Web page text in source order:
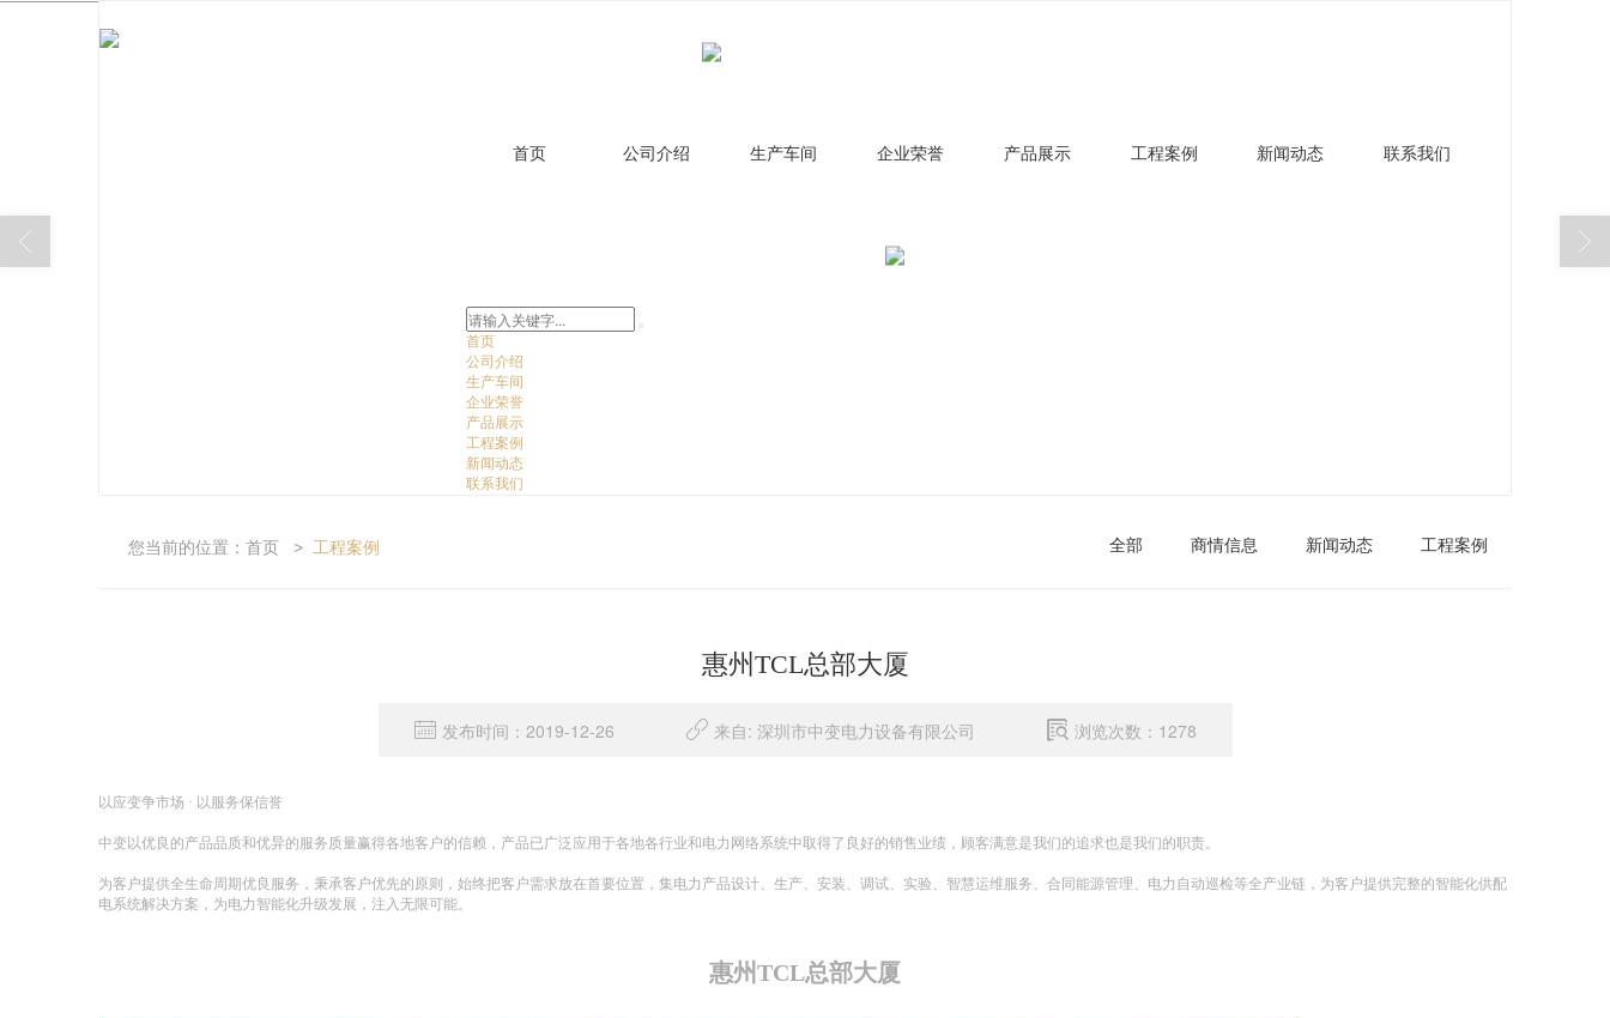
首页 公司介绍 生产车间 企业荣誉 产品展示 工程案例 新闻动态 联系我们
首页
公司介绍
生产车间
企业荣誉
产品展示
工程案例
新闻动态
联系我们
您当前的位置： 首页 > 工程案例 全部 商情信息 新闻动态 工程案例
惠州TCL总部大厦
发布时间：2019-12-26 来自: 深圳市中变电力设备有限公司 浏览次数：1278
以应变争市场 · 以服务保信誉
中变以优良的产品品质和优异的服务质量赢得各地客户的信赖，产品已广泛应用于各地各行业和电力网络系统中取得了良好的销售业绩，顾客满意是我们的追求也是我们的职责。
为客户提供全生命周期优良服务，秉承客户优先的原则，始终把客户需求放在首要位置，集电力产品设计、生产、安装、调试、实验、智慧运维服务、合同能源管理、电力自动巡检等全产业链，为客户提供完整的智能化供配
电系统解决方案，为电力智能化升级发展，注入无限可能。
惠州TCL总部大厦